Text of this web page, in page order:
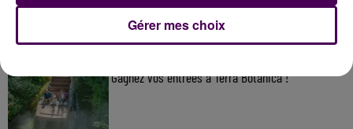
Gagnez vos entrées à Terra Botanica !
Gérer mes choix